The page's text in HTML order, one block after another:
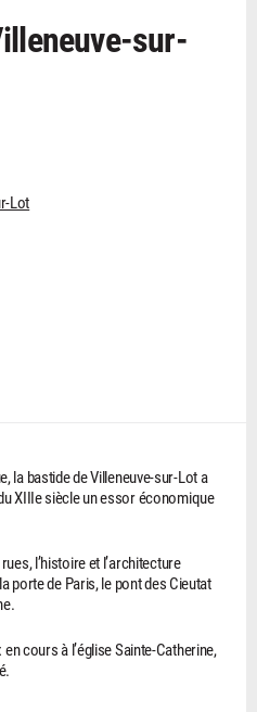
sur-
Lot
la bastide de Villeneuve-sur-Lot a
XIIIe siècle un essor économique
l’histoire et l’architecture
porte de Paris, le pont des Cieutat
cours à l’église Sainte-Catherine,